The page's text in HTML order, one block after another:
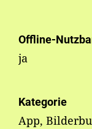
Offline-
ja
Kategorie
App,